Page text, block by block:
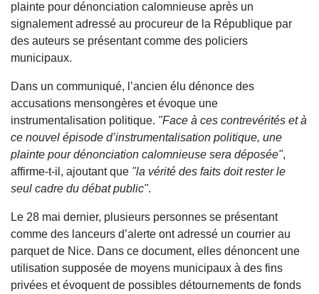
plainte pour dénonciation calomnieuse après un
signalement adressé au procureur de la République par
des auteurs se présentant comme des policiers
municipaux.
Dans un communiqué, l’ancien élu dénonce des
accusations mensongères et évoque une
instrumentalisation politique. "Face à ces contrevérités et à
ce nouvel épisode d’instrumentalisation politique, une
plainte pour dénonciation calomnieuse sera déposée",
affirme-t-il, ajoutant que "la vérité des faits doit rester le
seul cadre du débat public".
Le 28 mai dernier, plusieurs personnes se présentant
comme des lanceurs d’alerte ont adressé un courrier au
parquet de Nice. Dans ce document, elles dénoncent une
utilisation supposée de moyens municipaux à des fins
privées et évoquent de possibles détournements de fonds